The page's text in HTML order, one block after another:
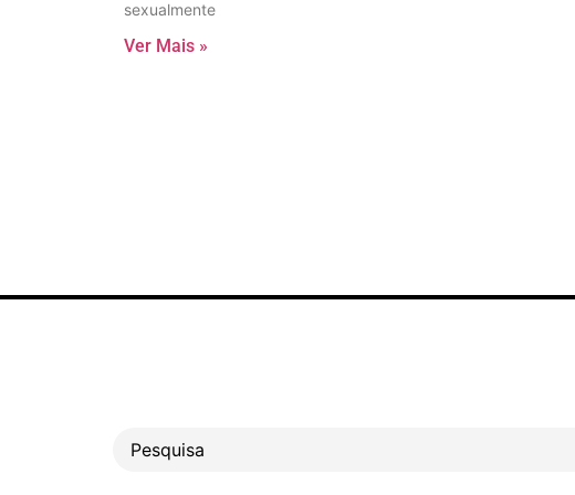
sexualmente
Ver Mais »